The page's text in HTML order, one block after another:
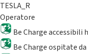
TESLA_R
Operatore
Be Charge accessibili
Be Charge ospitate